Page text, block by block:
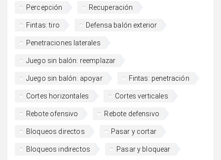
Percepción Recuperación
Fintas: tiro Defensa balón exterior
Penetraciones laterales
Juego sin balón: reemplazar
Juego sin balón: apoyar Fintas: penetración
Cortes horizontales Cortes verticales
Rebote ofensivo Rebote defensivo
Bloqueos directos Pasar y cortar
Bloqueos indirectos Pasar y bloquear